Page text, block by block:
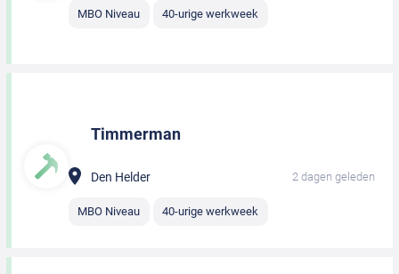
MBO Niveau 40-urige werkweek
Timmerman
Den Helder 2 dagen geleden
MBO Niveau 40-urige werkweek